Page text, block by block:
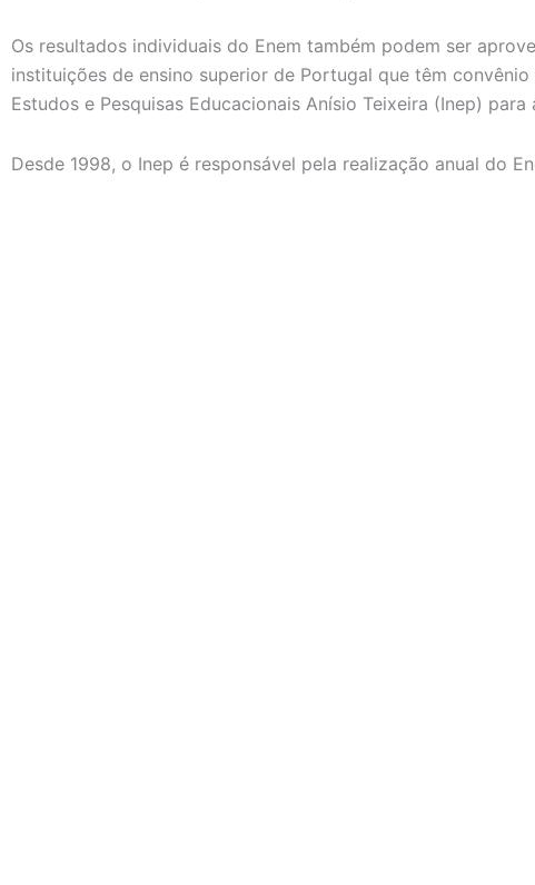
Os resultados individuais do Enem também podem ser
instituições de ensino superior de Portugal que têm
Estudos e Pesquisas Educacionais Anísio Teixeira (Inep)
Desde 1998, o Inep é responsável pela realização anual do